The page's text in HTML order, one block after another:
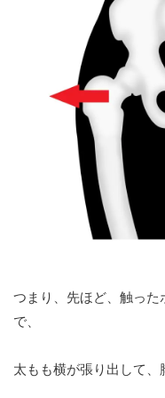
つまり、先ほど、触っ
で、
太もも横が張り出して、